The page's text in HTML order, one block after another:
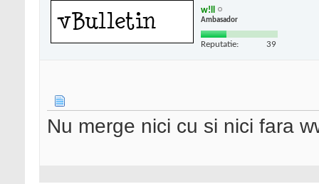
w!ll
Ambasador
Reputatie: 39
Nu merge nici cu si nici fara